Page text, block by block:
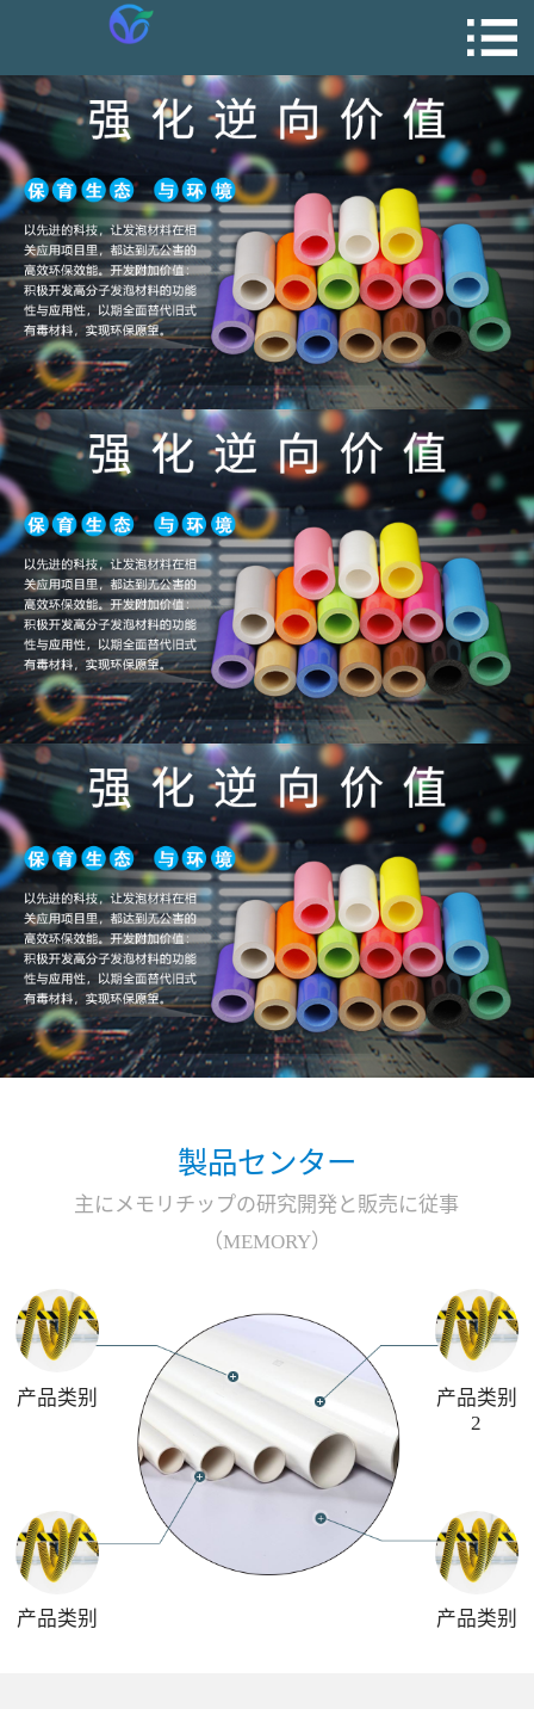
製品センター
主にメモリチップの研究開発と販売に従事
（MEMORY）
产品类别
产品类别
2
产品类别
产品类别